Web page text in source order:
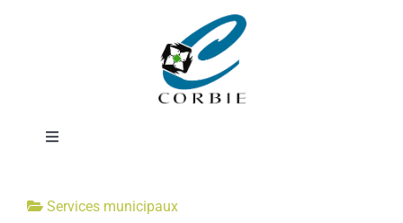
Toggle
Centre technique
municipal
Services municipaux